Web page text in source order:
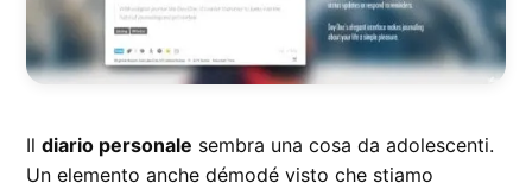
Ildiario personale sembra una cosa da adolescenti.
Un elemento anche démodé visto che stiamo